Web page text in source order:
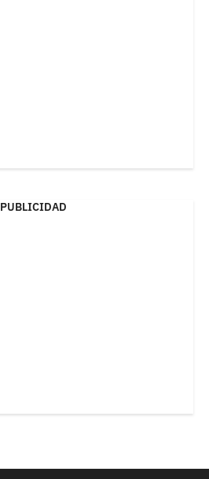
PUBLICIDAD